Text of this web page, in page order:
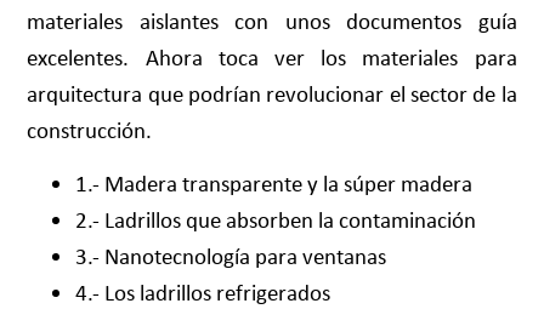
materiales aislantescon unos documentos guía
excelentes. Ahora toca ver los materiales para
arquitectura que podrían revolucionar el sector de la
construcción.
1.- Madera transparente y la súper madera
2.- Ladrillos que absorben la contaminación
3.- Nanotecnología para ventanas
4.- Los ladrillos refrigerados